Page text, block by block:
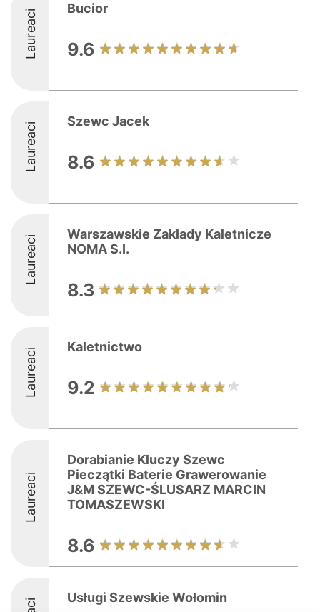
Laureaci Bucior
9.6
Laureaci Szewc Jacek
8.6
Laureaci
Warszawskie Zakłady Kaletnicze
NOMA S.I.
8.3
Laureaci Kaletnictwo
9.2
Laureaci
Dorabianie Kluczy Szewc
Pieczątki Baterie Grawerowanie
J&M SZEWC-ŚLUSARZ MARCIN
TOMASZEWSKI
8.6
Usługi Szewskie Wołomin